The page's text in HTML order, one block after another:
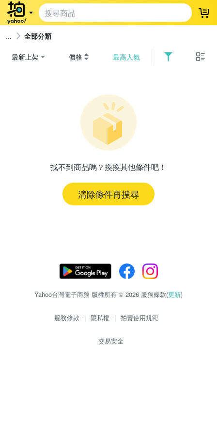
登
全部分類
最新上架 價格 最高人氣
找不到商品嗎？換換其他條件吧！
清除條件再搜尋
Yahoo台灣電子商務 版權所有 © 2026 服務條款(更新)
服務條款 | 隱私權 | 拍賣使用規範
交易安全